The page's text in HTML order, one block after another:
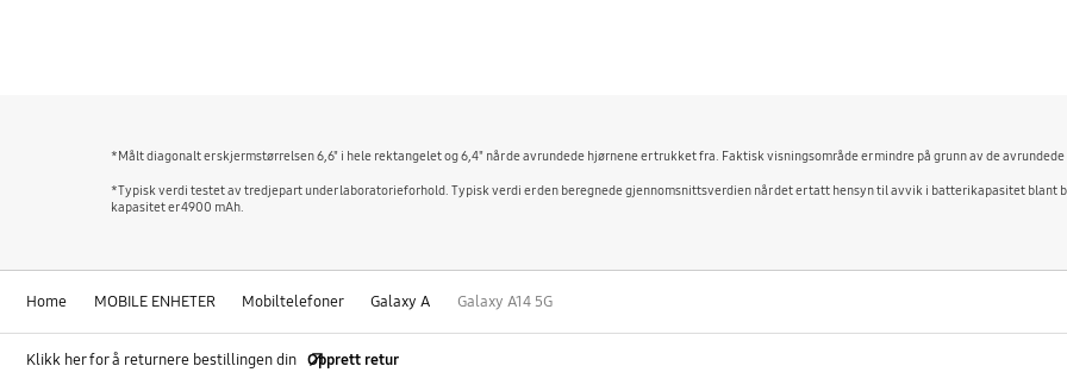
*Målt diagonalt er skjermstørrelsen 6,6" i hele rektangelet og 6,4" når de avrundede hjørnene er trukket fra. Faktisk visningsområde er mindre på grunn av de
*Typisk verdi testet av tredjepart under laboratorieforhold. Typisk verdi er den beregnede gjennomsnittsverdien når det er tatt hensyn til avvik i batterikapasitet blant
kapasitet er 4900 mAh.
Home MOBILE ENHETER Mobiltelefoner Galaxy A Galaxy A14 5G
Klikk her for å returnere bestillingen din Opprett retur